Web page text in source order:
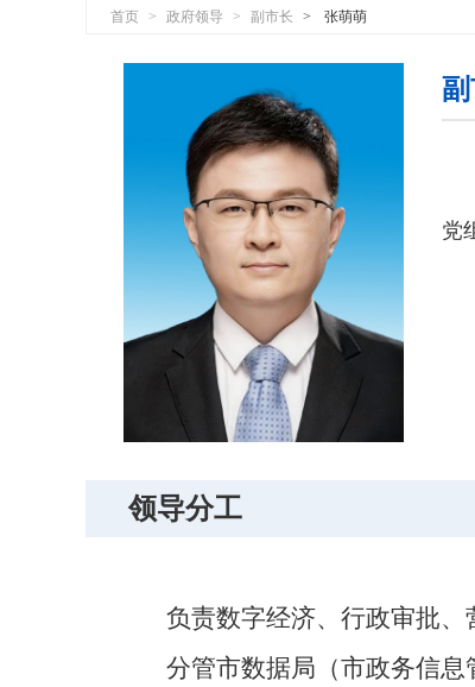
首页 > 政府领导 > 副市长 > 张萌萌
党
领导分工
负责数字经济、 行政审批、
分管市数据局 （市政务信息